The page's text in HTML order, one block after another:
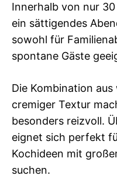
Innerhalb von nur
ein sättigendes
sowohl für
spontane Gäste
Die Kombination
cremiger Textur
besonders reizvoll.
eignet sich perfekt
Kochideen mit
suchen.